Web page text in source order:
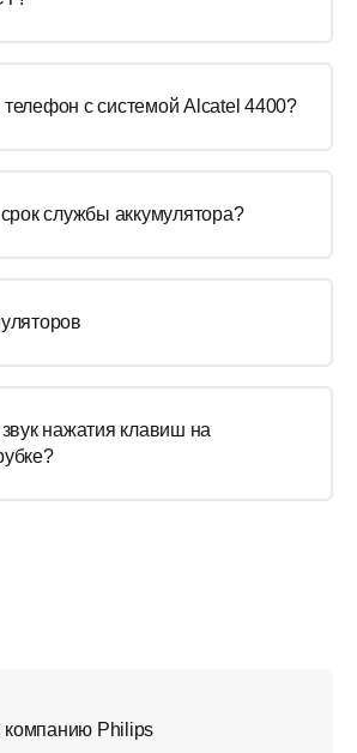
с системой Alcatel 4400?
срок службы аккумулятора?
звук нажатия клавиш на
Philips